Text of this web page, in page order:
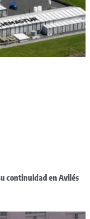
continuidad en Avilés